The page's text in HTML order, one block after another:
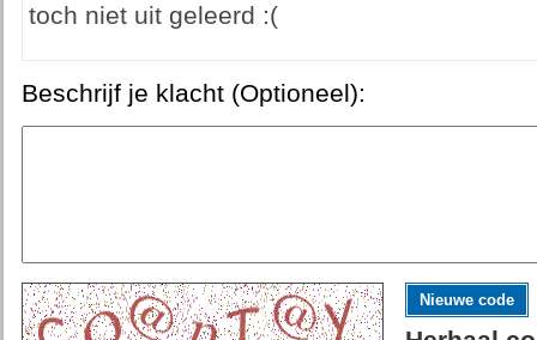
toch niet uit geleerd :(
Beschrijf je klacht (Optioneel):
Nieuwe code